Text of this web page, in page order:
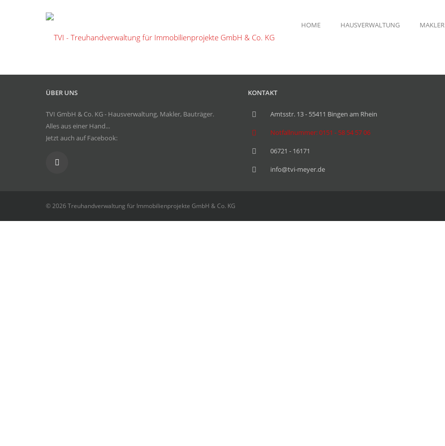
HOME HAUSVERWALTUNG MAKLER
ÜBER UNS
TVI GmbH & Co. KG - Hausverwaltung, Makler, Bauträger.
Alles aus einer Hand...
Jetzt auch auf Facebook:
KONTAKT
Amtsstr. 13 - 55411 Bingen am Rhein
Notfallnummer: 0151 - 58 54 57 06
06721 - 16171
info@tvi-meyer.de
© 2026 Treuhandverwaltung für Immobilienprojekte GmbH & Co. KG